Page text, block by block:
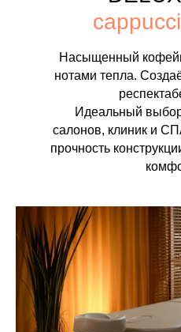
Насыщенный
нотами тепла.
Идеальный
салонов, клиник и
прочность